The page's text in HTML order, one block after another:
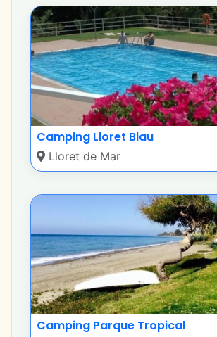
Camping Lloret Blau
Lloret de Mar
Camping Parque Tropical